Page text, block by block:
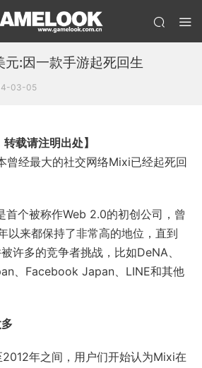
元:因一款手游起死回生
03-05
载请注明出处】
曾经最大的社交网络Mixi已经起死回
个被称作Web 2.0的初创公司，曾
以来都保持了非常高的地位，直到
许多的竞争者挑战，比如DeNA、
、Facebook Japan、LINE和其他
年之间，用户们开始认为Mixi在